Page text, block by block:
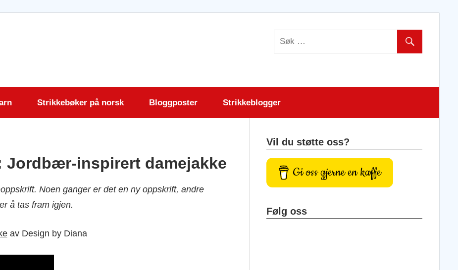
Strikkebøker på norsk Bloggposter Strikkeblogger
Jordbær-inspirert damejakke
Noen ganger er det en ny oppskrift, andre
å tas fram igjen.
av Design by Diana
Vil du støtte oss?
Gi oss gjerne en kaffe
Følg oss